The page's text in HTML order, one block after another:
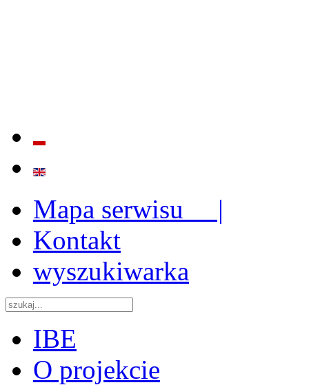
Mapa serwisu |
Kontakt
wyszukiwarka
IBE
O projekcie